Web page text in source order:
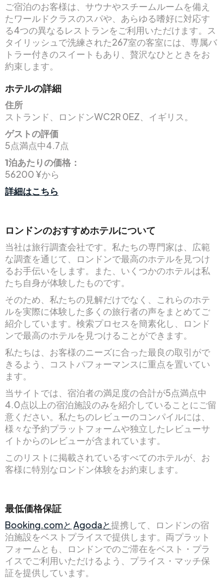
ご宿泊のお客様は、サウナやスチームルームを備え
たワールドクラスのスパや、あらゆる嗜好に対応す
る4つの異なるレストランをご利用いただけます。ス
タイリッシュで洗練された267室の客室には、専属バ
トラー付きのスイートもあり、贅沢なひとときをお
約束します。
ホテルの詳細
住所
ストランド、ロンドンWC2R 0EZ、イギリス。
ゲストの評価
5点満点中4.7点
1泊あたりの価格：
56200 ¥から
詳細はこちら
ロンドンのおすすめホテルについて
当社は旅行調査会社です。私たちの専門家は、広範
な調査を通じて、ロンドンで最高のホテルを見つけ
るお手伝いをします。また、いくつかのホテルは私
たち自身が体験したものです。
そのため、私たちの見解だけでなく、これらのホテ
ルを実際に体験した多くの旅行者の声をまとめてご
紹介しています。検索プロセスを簡素化し、ロンド
ンで最高のホテルを見つけることができます。
私たちは、お客様のニーズに合った最良の取引がで
きるよう、コストパフォーマンスに重点を置いてい
ます。
当サイトでは、宿泊者の満足度の合計が5点満点中
4.0点以上の宿泊施設のみを紹介していることにご留
意ください。私たちのレビューのコンパイルには、
様々な予約プラットフォームや独立したレビューサ
イトからのレビューが含まれています。
このリストに掲載されているすべてのホテルが、お
客様に特別なロンドン体験をお約束します。
最低価格保証
Booking.comと Agodaと提携して、ロンドンの宿
泊施設をベストプライスで提供します。両プラット
フォームとも、ロンドンでのご滞在をベスト・プラ
イスでご利用いただけるよう、プライス・マッチ保
証を提供しています。